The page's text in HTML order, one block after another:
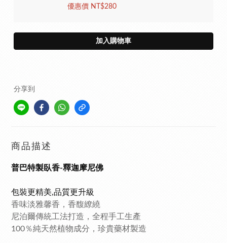
優惠價 NT$280
加入購物車
分享到
商品描述
普巴特製臥香-釋迦摩尼佛
包裝更精美,品質更升級
香味淡雅馨香，香馥繚繞
尼泊爾傳統工法打造，全程手工生產
100％純天然植物成分，珍貴藥材製造